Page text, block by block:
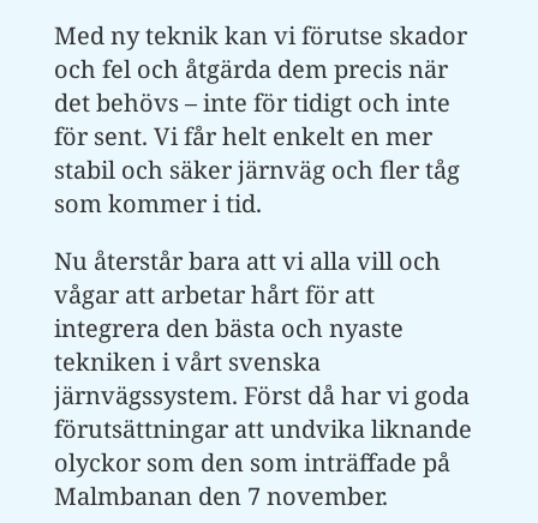
Med ny teknik kan vi förutse skador
och fel och åtgärda dem precis när
det behövs – inte för tidigt och inte
för sent. Vi får helt enkelt en mer
stabil och säker järnväg och fler tåg
som kommer i tid.
Nu återstår bara att vi alla vill och
vågar att arbetar hårt för att
integrera den bästa och nyaste
tekniken i vårt svenska
järnvägssystem. Först då har vi goda
förutsättningar att undvika liknande
olyckor som den som inträffade på
Malmbanan den 7 november.